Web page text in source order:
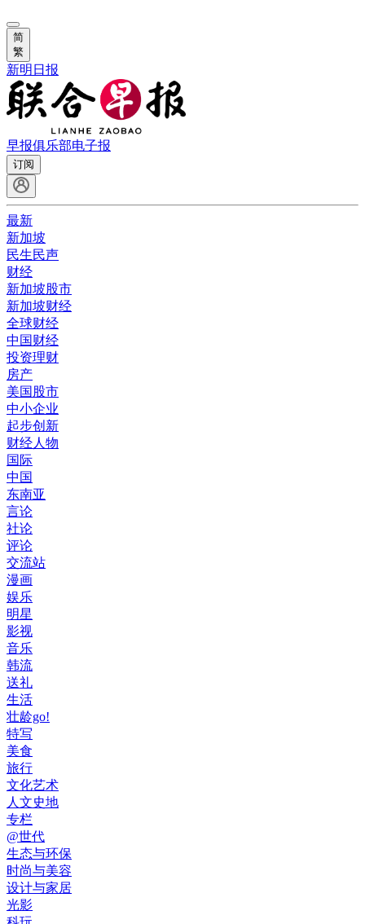
简
繁
新明日报
早报俱乐部电子报
订阅
最新
新加坡
民生民声
财经
新加坡股市
新加坡财经
全球财经
中国财经
投资理财
房产
美国股市
中小企业
起步创新
财经人物
国际
中国
东南亚
言论
社论
评论
交流站
漫画
娱乐
明星
影视
音乐
韩流
送礼
生活
壮龄go!
特写
美食
旅行
文化艺术
人文史地
专栏
@世代
生态与环保
时尚与美容
设计与家居
光影